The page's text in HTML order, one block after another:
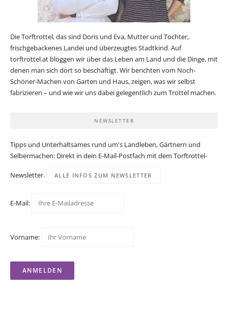
Die Torftrottel, das sind Doris und Eva, Mutter und Tochter,
frischgebackenes Landei und überzeugtes Stadtkind. Auf
torftrottel.at bloggen wir über das Leben am Land und die Dinge, mit
denen man sich dort so beschäftigt. Wir berichten vom Noch-
Schöner-Machen von Garten und Haus, zeigen, was wir selbst
fabrizieren – und wie wir uns dabei gelegentlich zum Trottel machen.
NEWSLETTER
Tipps und Unterhaltsames rund um's Landleben, Gärtnern und
Selbermachen: Direkt in dein E-Mail-Postfach mit dem Torftrottel-
Newsletter. ALLE INFOS ZUM NEWSLETTER
E-Mail:
Vorname: